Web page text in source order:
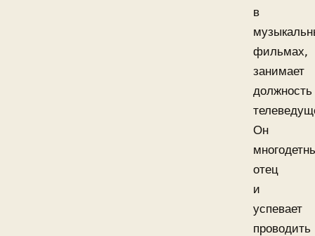
в
фильмах,
занимает
должность
Он
отец
и
успевает
проводить